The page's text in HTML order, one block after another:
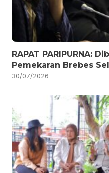
RAPAT PARIPURNA:
Pemekaran Brebes
30/07/2026